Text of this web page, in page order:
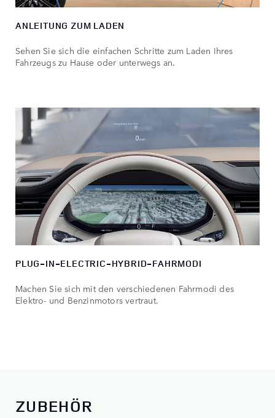
ANLEITUNG ZUM LADEN
Sehen Sie sich die einfachen Schritte zum Laden Ihres
Fahrzeugs zu Hause oder unterwegs an.
PLUG-IN-ELECTRIC-HYBRID-FAHRMODI
Machen Sie sich mit den verschiedenen Fahrmodi des
Elektro- und Benzinmotors vertraut.
ZUBEHÖR